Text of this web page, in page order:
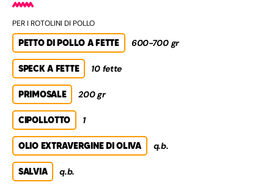
PER I ROTOLINI DI POLLO
PETTO DI POLLO A FETTE 600-700 gr
SPECK A FETTE 10 fette
PRIMOSALE 200 gr
CIPOLLOTTO 1
OLIO EXTRAVERGINE DI OLIVA q.b.
SALVIA q.b.